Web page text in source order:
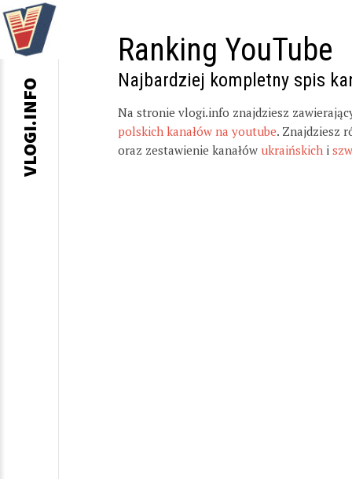
Ranking YouTube
Najbardziej kompletny spis
Na stronie vlogi.info znajdziesz
polskich kanałów na youtube. Znajdziesz
oraz zestawienie kanałów ukraińskich i
VLOGI.INFO